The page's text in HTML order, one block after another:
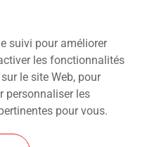
suivi pour améliorer
les fonctionnalités
le site Web, pour
personnaliser les
pour vous.
Design par